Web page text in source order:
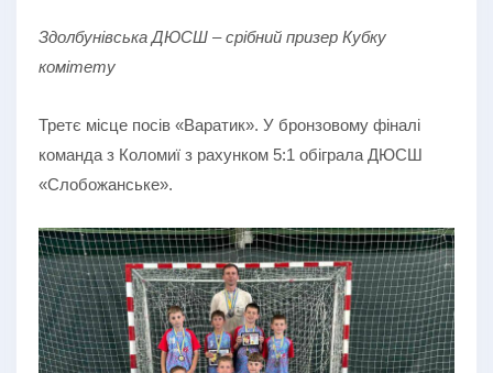
Здолбунівська ДЮСШ – срібний призер Кубку
комітету
Третє місце посів «Варатик». У бронзовому фіналі
команда з Коломиї з рахунком 5:1 обіграла ДЮСШ
«Слобожанське».